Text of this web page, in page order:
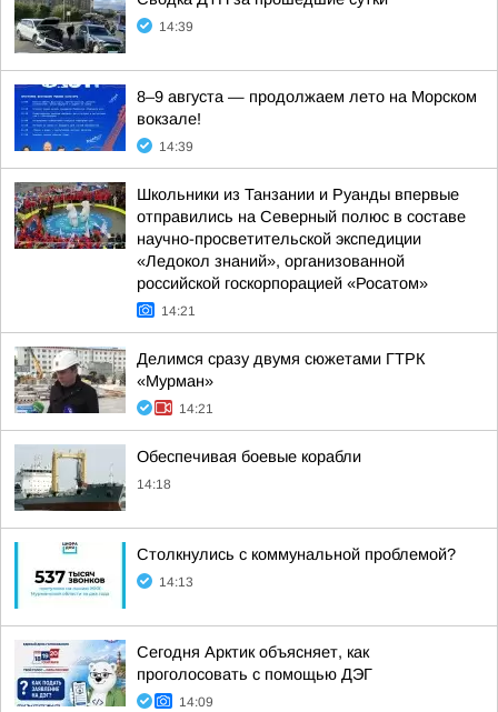
14:39
8–9 августа — продолжаем лето на Морском
вокзале!
14:39
Школьники из Танзании и Руанды впервые
отправились на Северный полюс в составе
научно-просветительской экспедиции
«Ледокол знаний», организованной
российской госкорпорацией «Росатом»
14:21
Делимся сразу двумя сюжетами ГТРК
«Мурман»
14:21
Обеспечивая боевые корабли
14:18
Столкнулись с коммунальной проблемой?
14:13
Сегодня Арктик объясняет, как
проголосовать с помощью ДЭГ
14:09